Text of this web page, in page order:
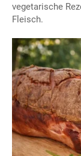
vegetarische
Fleisch.